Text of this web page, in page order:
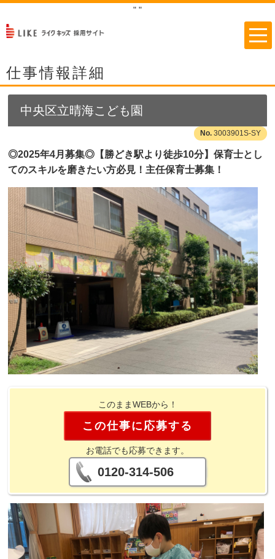
" "
仕事情報詳細
中央区立晴海こども園
3003901S-SY
◎2025年4月募集◎【勝どき駅より徒歩10分】保育士とし
てのスキルを磨きたい方必見！主任保育士募集！
このままWEBから！
この仕事に応募する
お電話でも応募できます。
0120-314-506